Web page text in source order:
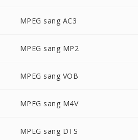
MPEG sang AC3
MPEG sang MP2
MPEG sang VOB
MPEG sang M4V
MPEG sang DTS